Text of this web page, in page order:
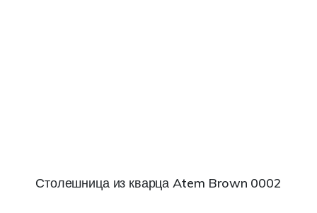
Столешница из кварца Atem Brown 0002